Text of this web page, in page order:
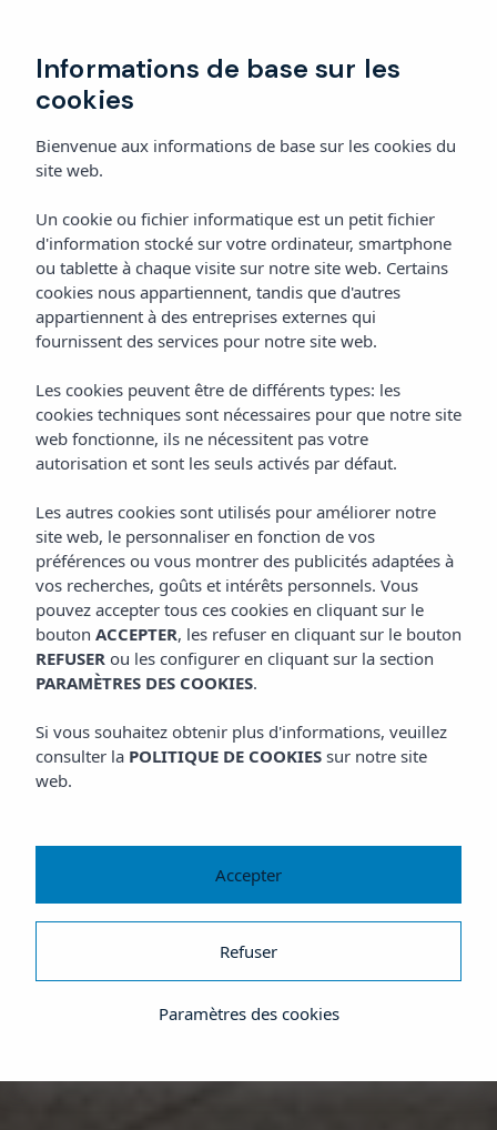
Informations de base sur les
cookies
Bienvenue aux informations de base sur les cookies du
site web.
Un cookie ou fichier informatique est un petit fichier
d'information stocké sur votre ordinateur, smartphone
ou tablette à chaque visite sur notre site web. Certains
cookies nous appartiennent, tandis que d'autres
appartiennent à des entreprises externes qui
fournissent des services pour notre site web.
Les cookies peuvent être de différents types: les
cookies techniques sont nécessaires pour que notre site
web fonctionne, ils ne nécessitent pas votre
autorisation et sont les seuls activés par défaut.
Les autres cookies sont utilisés pour améliorer notre
site web, le personnaliser en fonction de vos
préférences ou vous montrer des publicités adaptées à
vos recherches, goûts et intérêts personnels. Vous
pouvez accepter tous ces cookies en cliquant sur le
bouton ACCEPTER, les refuser en cliquant sur le bouton
REFUSER ou les configurer en cliquant sur la section
PARAMÈTRES DES COOKIES.
Si vous souhaitez obtenir plus d'informations, veuillez
consulter la POLITIQUE DE COOKIES sur notre site
web.
Paramètres des cookies
Refuser
Accepter